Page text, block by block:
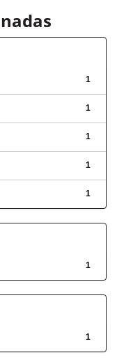
1
1
1
1
1
1
1